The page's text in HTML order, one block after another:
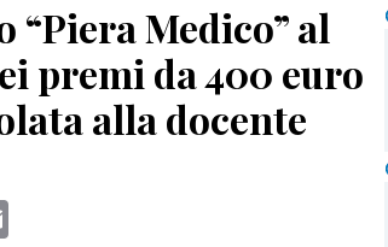
“Piera Medico” al
premi da 400 euro
alla docente